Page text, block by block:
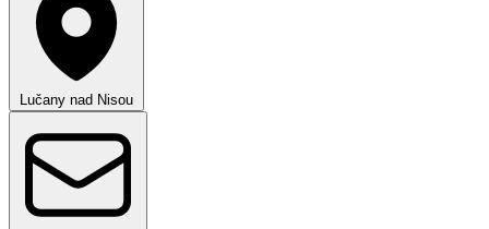
Lučany nad Nisou